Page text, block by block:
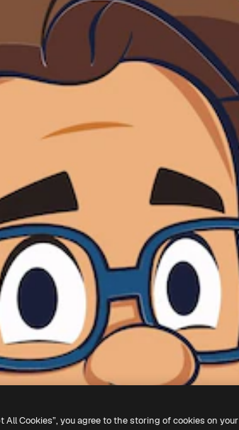
All Cookies”, you agree to the storing of cookies on